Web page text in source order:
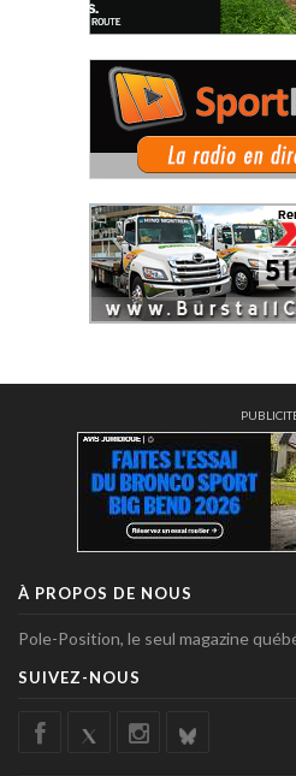
À PROPOS DE NOUS
Pole-Position, le seul magazine
SUIVEZ-NOUS